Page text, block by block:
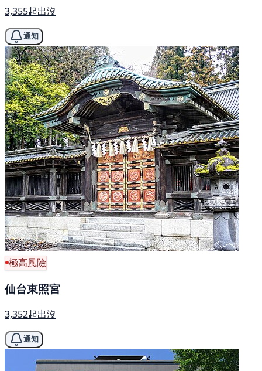
3,355起出沒
通知
極高風險
仙台東照宮
3,352起出沒
通知